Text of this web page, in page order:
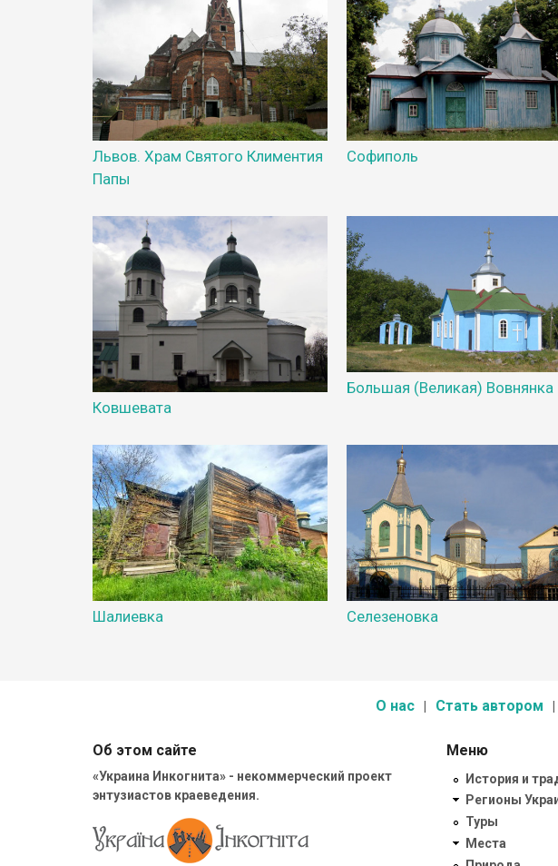
Львов. Храм Святого Климентия
Папы
Софиполь
Ковшевата
Большая (Великая) Вовнянка
Шалиевка Селезеновка
О нас Стать автором
Об этом сайте
«Украина Инкогнита» - некоммерческий проект
энтузиастов краеведения.
Меню
История и
Регионы
Туры
Места